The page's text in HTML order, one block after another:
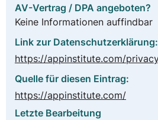
AV-Vertrag / DPA angeboten?
Keine Informationen auffindbar
Link zur Datenschutzerklärung:
Quelle für diesen Eintrag:
https://appinstitute.com/
Letzte Bearbeitung